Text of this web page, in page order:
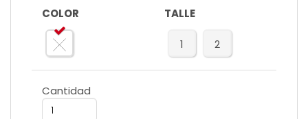
COLOR TALLE
1 2
Cantidad